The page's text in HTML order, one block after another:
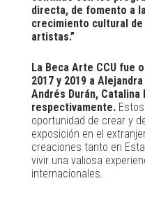
directa, de fomento a
crecimiento cultural
artistas.”
La Beca Arte CCU fue
2017 y 2019 a
Andrés Durán, Catalina
respectivamente.Estos
oportunidad de crear y
exposición en el
creaciones tanto en
vivir una valiosa
internacionales.